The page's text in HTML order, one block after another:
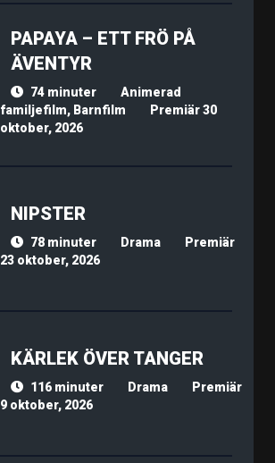
PAPAYA – ETT FRÖ PÅ
ÄVENTYR
74 minuter
Animerad
familjefilm, Barnfilm
Premiär 30
oktober, 2026
NIPSTER
78 minuter Drama
Premiär
23 oktober, 2026
KÄRLEK ÖVER TANGER
116 minuter Drama
Premiär
9 oktober, 2026